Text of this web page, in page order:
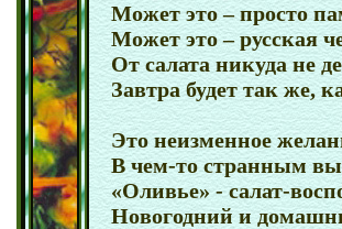
Может это – просто
Может это – русская
От салата никуда не
Завтра будет так же,
Это неизменное
В чем-то странным
«Оливье» - салат-
Новогодний и